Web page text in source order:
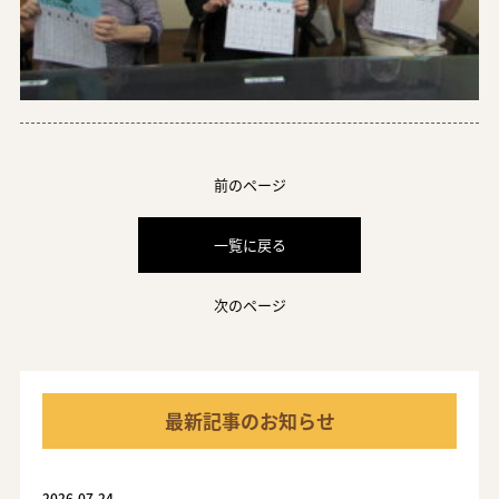
前のページ
一覧に戻る
次のページ
最新記事のお知らせ